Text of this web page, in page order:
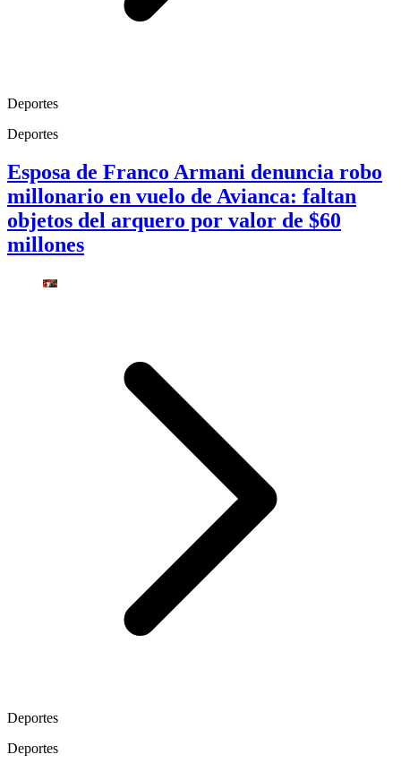
Deportes
Deportes
Esposa de Franco Armani denuncia robo
millonario en vuelo de Avianca: faltan
objetos del arquero por valor de $60
millones
Deportes
Deportes